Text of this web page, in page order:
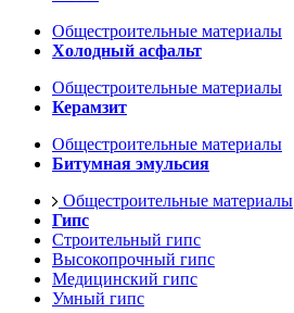
Общестроительные материалы
Холодный асфальт
Общестроительные материалы
Керамзит
Общестроительные материалы
Битумная эмульсия
Общестроительные материалы
Гипс
Строительный гипс
Высокопрочный гипс
Медицинский гипс
Умный гипс